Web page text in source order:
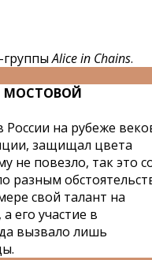
группыAlice in Chains.
МОСТОВОЙ
на рубеже
защищал цвета
не повезло, так это
разным
свой талант на
его участие в
вызвало лишь